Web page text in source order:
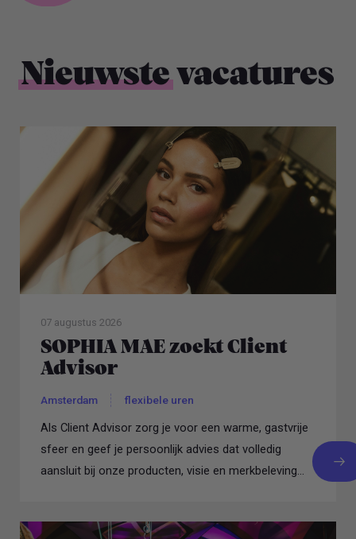
Nieuwstevacatures
07 augustus 2026
SOPHIA MAE zoekt Client
Advisor
Amsterdam flexibele uren
Als Client Advisor zorg je voor een warme, gastvrije
sfeer en geef je persoonlijk advies dat volledig
aansluit bij onze producten, visie en merkbeleving...